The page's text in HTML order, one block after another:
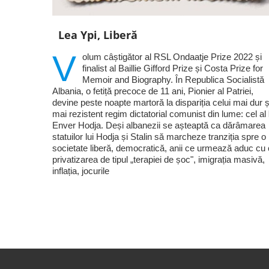
Lea Ypi, Liberă
V olum câștigător al RSL Ondaatje Prize 2022 și
finalist al Baillie Gifford Prize și Costa Prize for
Memoir and Biography. În Republica Socialistă
Albania, o fetiță precoce de 11 ani, Pionier al Patriei,
devine peste noapte martoră la dispariția celui mai dur
mai rezistent regim dictatorial comunist din lume: cel al
Enver Hodja. Deși albanezii se așteaptă ca dărâmarea
statuilor lui Hodja și Stalin să marcheze tranziția spre o
societate liberă, democratică, anii ce urmează aduc cu
privatizarea de tipul „terapiei de șoc", imigrația masivă,
inflația, jocurile